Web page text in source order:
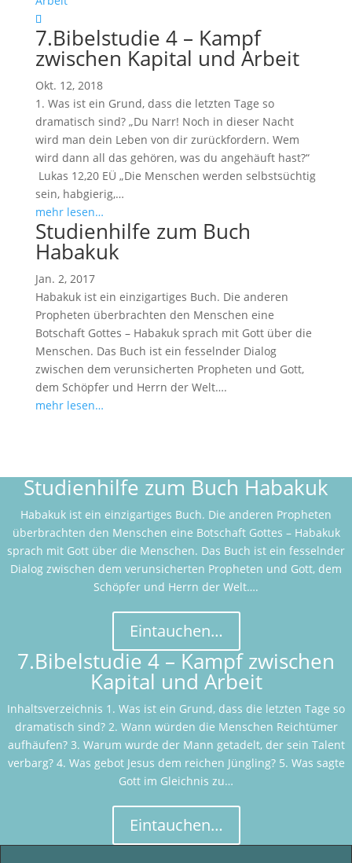
7.Bibelstudie 4 – Kampf
zwischen Kapital und Arbeit
Okt. 12, 2018
1. Was ist ein Grund, dass die letzten Tage so
dramatisch sind? „Du Narr! Noch in dieser Nacht
wird man dein Leben von dir zurückfordern. Wem
wird dann all das gehören, was du angehäuft hast?“
Lukas 12,20 EÜ „Die Menschen werden selbstsüchtig
sein, habgierig,…
mehr lesen…
Studienhilfe zum Buch
Habakuk
Jan. 2, 2017
Habakuk ist ein einzigartiges Buch. Die anderen
Propheten überbrachten den Menschen eine
Botschaft Gottes – Habakuk sprach mit Gott über die
Menschen. Das Buch ist ein fesselnder Dialog
zwischen dem verunsicherten Propheten und Gott,
dem Schöpfer und Herrn der Welt….
mehr lesen…
Studienhilfe zum Buch Habakuk
Habakuk ist ein einzigartiges Buch. Die anderen Propheten
überbrachten den Menschen eine Botschaft Gottes – Habakuk
sprach mit Gott über die Menschen. Das Buch ist ein fesselnder
Dialog zwischen dem verunsicherten Propheten und Gott, dem
Schöpfer und Herrn der Welt….
Eintauchen…
7.Bibelstudie 4 – Kampf zwischen
Kapital und Arbeit
Inhaltsverzeichnis 1. Was ist ein Grund, dass die letzten Tage so
dramatisch sind? 2. Wann würden die Menschen Reichtümer
aufhäufen? 3. Warum wurde der Mann getadelt, der sein Talent
verbarg? 4. Was gebot Jesus dem reichen Jüngling? 5. Was sagte
Gott im Gleichnis zu…
Eintauchen…